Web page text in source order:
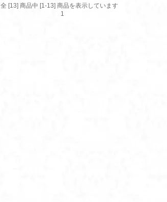
全 [13] 商品中 [1-13] 商品を表示しています
1